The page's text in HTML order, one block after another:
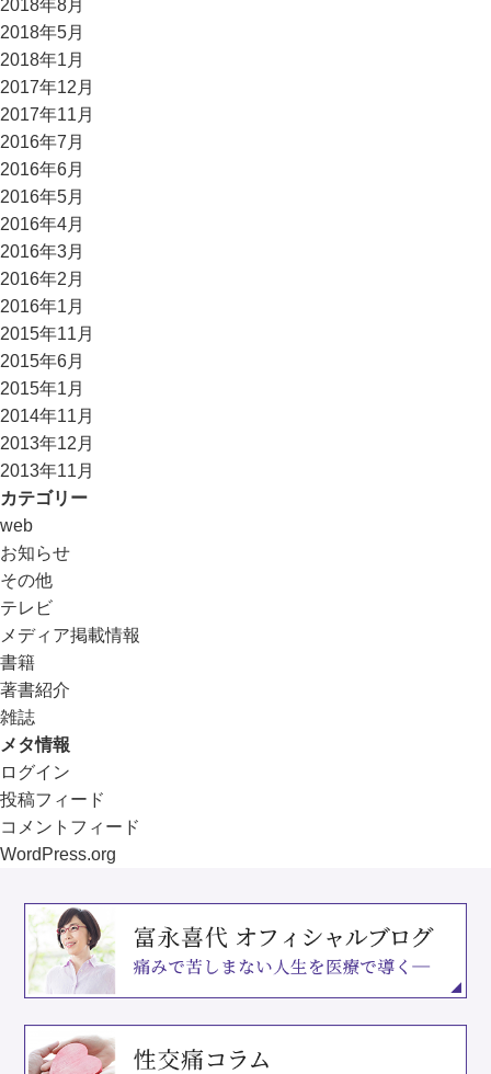
2018年8月
2018年5月
2018年1月
2017年12月
2017年11月
2016年7月
2016年6月
2016年5月
2016年4月
2016年3月
2016年2月
2016年1月
2015年11月
2015年6月
2015年1月
2014年11月
2013年12月
2013年11月
カテゴリー
web
お知らせ
その他
テレビ
メディア掲載情報
書籍
著書紹介
雑誌
メタ情報
ログイン
投稿フィード
コメントフィード
WordPress.org